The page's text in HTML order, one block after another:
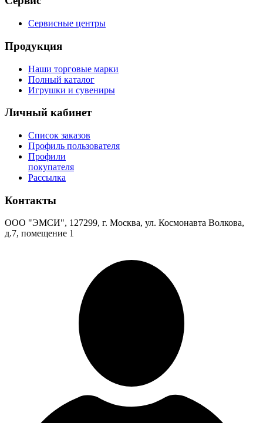
Сервисные центры
Продукция
Наши торговые марки
Полный каталог
Игрушки и сувениры
Личный кабинет
Список заказов
Профиль пользователя
Профили
покупателя
Рассылка
Контакты
ООО "ЭМСИ", 127299, г. Москва, ул. Космонавта Волкова,
д.7, помещение 1